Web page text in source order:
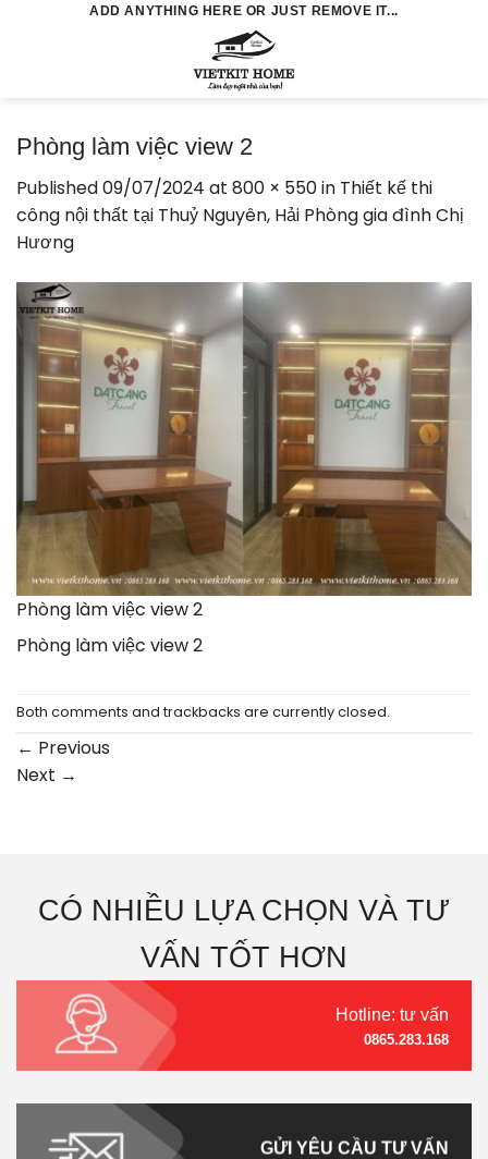
ADD ANYTHING HERE OR JUST REMOVE IT...
Phòng làm việc view 2
Published09/07/2024 at 800 × 550in Thiết kế thi
công nội thất tại Thuỷ Nguyên, Hải Phòng gia đình Chị
Hương
Phòng làm việc view 2
Phòng làm việc view 2
Both comments and trackbacks are currently closed.
← Previous
Next →
CÓ NHIỀU LỰA CHỌN VÀ TƯ
VẤN TỐT HƠN
Hotline: tư vấn
0865.283.168
GỬI YÊU CẦU TƯ VẤN